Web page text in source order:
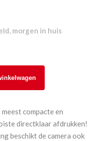
morgen in huis
compacte en
directklaar afdrukken!
beschikt de camera ook